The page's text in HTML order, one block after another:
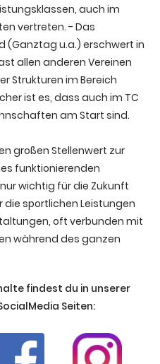
auch im
vertreten. - Das
(Ganztag u.a.) erschwert in
allen anderen Vereinen
Strukturen im Bereich
ist es, dass auch im TC
am Start sind.
großen Stellenwert zur
funktionierenden
wichtig für die Zukunft
die sportlichen Leistungen
oft verbunden mit
während des ganzen
findest du in unserer
Seiten: